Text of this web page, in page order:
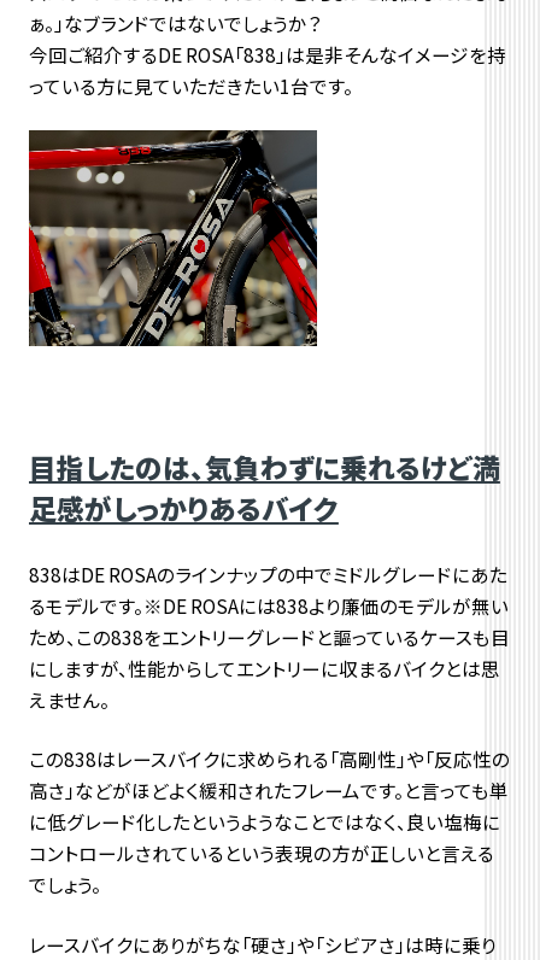
ぁ。」なブランドではないでしょうか？
今回ご紹介するDE ROSA「838」は是非そんなイメージを持
っている方に見ていただきたい1台です。
目指したのは、気負わずに乗れるけど満
足感がしっかりあるバイク
838はDE ROSAのラインナップの中でミドルグレードにあた
るモデルです。※DE ROSAには838より廉価のモデルが無い
ため、この838をエントリーグレードと謳っているケースも目
にしますが、性能からしてエントリーに収まるバイクとは思
えません。
この838はレースバイクに求められる「高剛性」や「反応性の
高さ」などがほどよく緩和されたフレームです。と言っても単
に低グレード化したというようなことではなく、良い塩梅に
コントロールされているという表現の方が正しいと言える
でしょう。
レースバイクにありがちな「硬さ」や「シビアさ」は時に乗り